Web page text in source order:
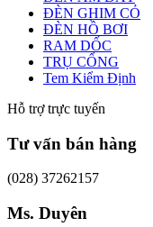
ĐÈN GHIM CỎ
ĐÈN HỒ BƠI
RAM DỐC
TRỤ CỔNG
Tem Kiểm Định
Hỗ trợ trực tuyến
Tư vấn bán hàng
(028) 37262157
Ms. Duyên